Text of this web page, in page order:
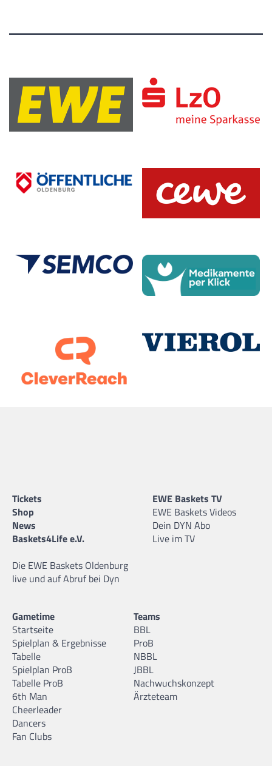
Tickets
Shop
News
Baskets4Life e.V.
Die EWE Baskets Oldenburg
live und auf Abruf bei Dyn
EWE Baskets TV
EWE Baskets Videos
Dein DYN Abo
Live im TV
Gametime
Startseite
Spielplan & Ergebnisse
Tabelle
Spielplan ProB
Tabelle ProB
6th Man
Cheerleader
Dancers
Fan Clubs
Teams
BBL
ProB
NBBL
JBBL
Nachwuchskonzept
Ärzteteam